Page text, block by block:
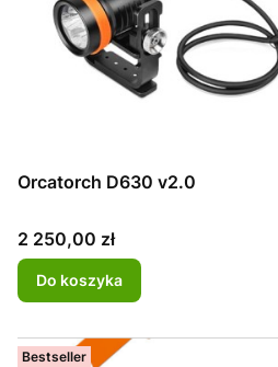
Orcatorch D630 v2.0
Cena
2 250,00 zł
Do koszyka
Bestseller